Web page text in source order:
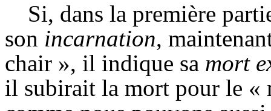
Si, dans la première
son incarnation,
chair », il indique sa mort
il subirait la mort pour le «